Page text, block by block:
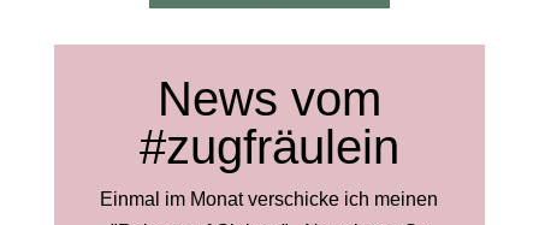
News vom
#zugfräulein
Einmal im Monat verschicke ich meinen